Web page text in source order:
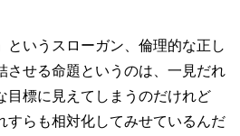
というスローガン、倫理的な正し
させる命題というのは、一見だれ
目標に見えてしまうのだけれど
すらも相対化してみせているんだ